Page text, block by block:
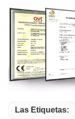
Las Etiquetas: